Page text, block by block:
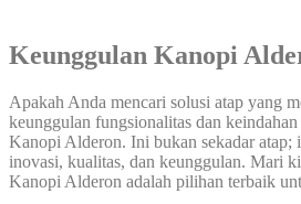
Keunggulan Kanopi
Apakah Anda mencari solusi atap yang
keunggulan fungsionalitas dan
Kanopi Alderon. Ini bukan sekadar atap;
inovasi, kualitas, dan keunggulan. Mari
Kanopi Alderon adalah pilihan terbaik